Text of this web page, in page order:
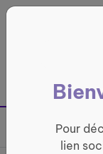
France
Pour
lien
Partager sur
Panneau de